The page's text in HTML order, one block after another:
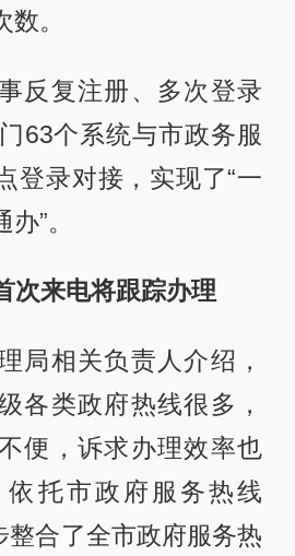
。
反复注册、多次登录
63个系统与市政务服
登录对接，实现了“一
”。
次来电将跟踪办理
局相关负责人介绍，
各类政府热线很多，
便，诉求办理效率也
托市政府服务热线
整合了全市政府服务热